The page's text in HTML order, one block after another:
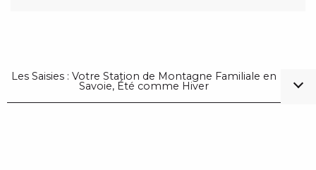
Les Saisies : Votre Station de Montagne Familiale en
Savoie, Été comme Hiver